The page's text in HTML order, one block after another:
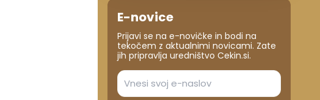
E-novice
Prijavi se na e-novičke in bodi na
tekočem z aktualnimi novicami. Zate
jih pripravlja uredništvo Cekin.si.